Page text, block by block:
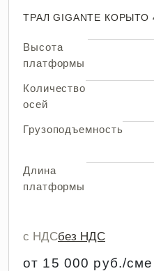
ТРАЛ GIGANTE КОРЫТО
Высота
платформы
Количество
осей
Грузоподъемность
Длина
платформы
с НДСбез НДС
от 15 000 руб./